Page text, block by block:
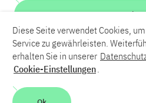
Kontakt
Weiter
Diese Seite verwendet Cookies,
Service zu gewährleisten.
erhalten Sie in unserer
Cookie-Einstellungen.